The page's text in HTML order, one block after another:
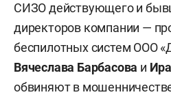
СИЗО действующего и
директоров компании —
беспилотных систем ООО
Вячеслава Барбасова и
обвиняют в